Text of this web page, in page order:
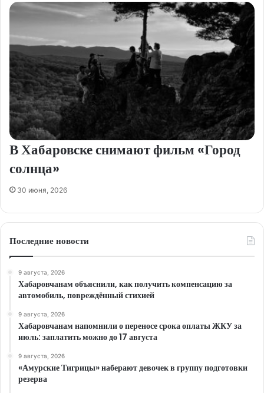
В Хабаровске снимают фильм «Город
солнца»
30 июня, 2026
Последние новости
9 августа, 2026
Хабаровчанам объяснили, как получить компенсацию за
автомобиль, повреждённый стихией
9 августа, 2026
Хабаровчанам напомнили о переносе срока оплаты ЖКУ за
июль: заплатить можно до 17 августа
9 августа, 2026
«Амурские Тигрицы» наберают девочек в группу подготовки
резерва